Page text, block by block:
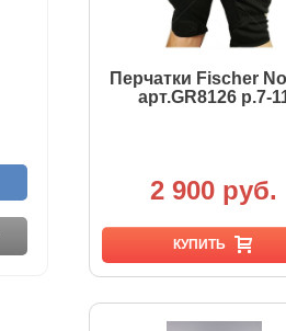
Перчатки Fischer
арт.GR8126 р.7-
2 900 руб.
КУПИТЬ